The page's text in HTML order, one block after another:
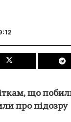
що
про підозру